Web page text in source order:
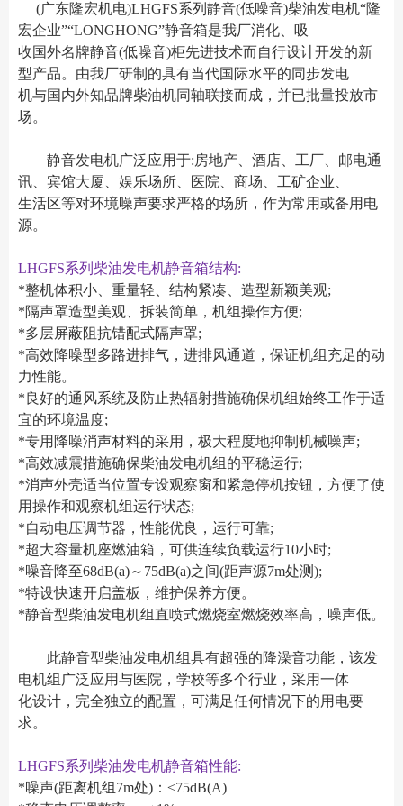
(广东隆宏机电)LHGFS系列静音(低噪音)柴油发电机“隆
宏企业”“LONGHONG”静音箱是我厂消化、吸
收国外名牌静音(低噪音)柜先进技术而自行设计开发的新
型产品。由我厂研制的具有当代国际水平的同步发电
机与国内外知品牌柴油机同轴联接而成，并已批量投放市
场。
静音发电机广泛应用于:房地产、酒店、工厂、邮电通
讯、宾馆大厦、娱乐场所、医院、商场、工矿企业、
生活区等对环境噪声要求严格的场所，作为常用或备用电
源。
LHGFS系列柴油发电机静音箱结构:
*整机体积小、重量轻、结构紧凑、造型新颖美观;
*隔声罩造型美观、拆装简单，机组操作方便;
*多层屏蔽阻抗错配式隔声罩;
*高效降噪型多路进排气，进排风通道，保证机组充足的动
力性能。
*良好的通风系统及防止热辐射措施确保机组始终工作于适
宜的环境温度;
*专用降噪消声材料的采用，极大程度地抑制机械噪声;
*高效减震措施确保柴油发电机组的平稳运行;
*消声外壳适当位置专设观察窗和紧急停机按钮，方便了使
用操作和观察机组运行状态;
*自动电压调节器，性能优良，运行可靠;
*超大容量机座燃油箱，可供连续负载运行10小时;
*噪音降至68dB(a)～75dB(a)之间(距声源7m处测);
*特设快速开启盖板，维护保养方便。
*静音型柴油发电机组直喷式燃烧室燃烧效率高，噪声低。
此静音型柴油发电机组具有超强的降澡音功能，该发
电机组广泛应用与医院，学校等多个行业，采用一体
化设计，完全独立的配置，可满足任何情况下的用电要
求。
LHGFS系列柴油发电机静音箱性能:
*噪声(距离机组7m处)：≤75dB(A)